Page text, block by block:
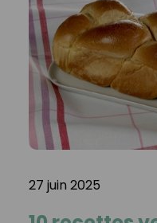
27 juin 2025